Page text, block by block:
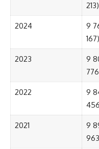
213)
2024
9
167)
2023
9
2022
9
2021
9